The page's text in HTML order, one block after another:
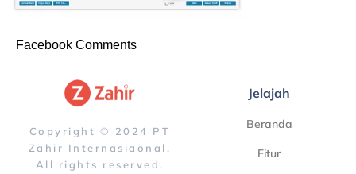
Facebook Comments
Copyright © 2024 PT
Zahir Internasiaonal.
All rights reserved.
Jelajah
Beranda
Fitur